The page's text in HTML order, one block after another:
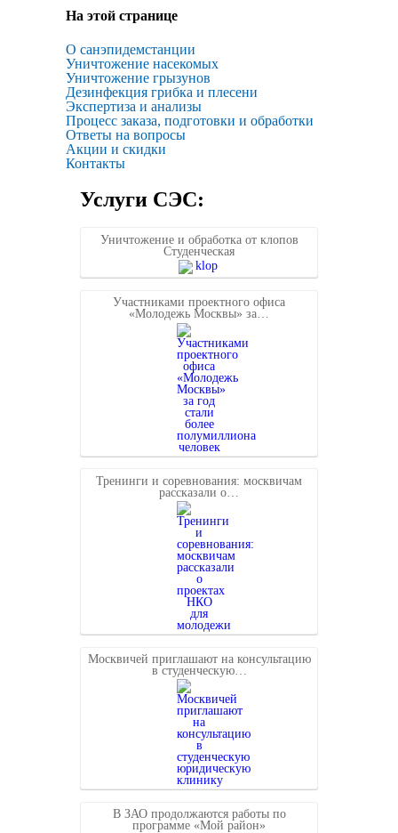
На этой странице
О санэпидемстанции
Уничтожение насекомых
Уничтожение грызунов
Дезинфекция грибка и плесени
Экспертиза и анализы
Процесс заказа, подготовки и обработки
Ответы на вопросы
Акции и скидки
Контакты
Услуги СЭС:
Уничтожение и обработка от клопов
Студенческая
Участниками проектного офиса
«Молодежь Москвы» за…
Тренинги и соревнования: москвичам
рассказали о…
Москвичей приглашают на консультацию
в студенческую…
В ЗАО продолжаются работы по
программе «Мой район»